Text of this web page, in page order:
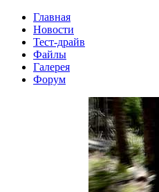
Главная
Новости
Тест-драйв
Файлы
Галерея
Форум